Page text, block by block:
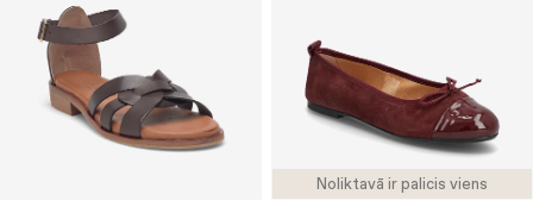
Noliktavā ir palicis viens